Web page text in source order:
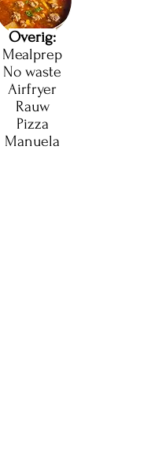
Overig:
Mealprep
No waste
Airfryer
Rauw
Pizza
Manuela